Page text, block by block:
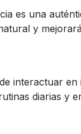
es una
y
interactuar
diarias y